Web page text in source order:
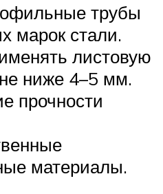
трубы
марок стали.
листовую
ниже 4–5 мм.
прочности
материалы.